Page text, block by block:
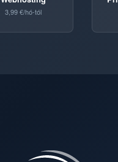
3,99 €/hó-tól